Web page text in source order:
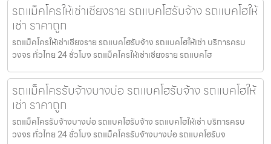
รถแม็คโครให้เช่าเชียงราย รถแบคโฮรับจ้าง รถแบคโฮให้
เช่า ราคาถูก
รถแม็คโครให้เช่าเชียงราย รถแบคโฮรับจ้าง รถแบคโฮให้เช่า บริการครบ
วงจร ทั่วไทย 24 ชั่วโมง รถแม็คโครให้เช่าเชียงราย รถแบคโฮ
รถแม็คโครรับจ้างบางบ่อ รถแบคโฮรับจ้าง รถแบคโฮให้
เช่า ราคาถูก
รถแม็คโครรับจ้างบางบ่อ รถแบคโฮรับจ้าง รถแบคโฮให้เช่า บริการครบ
วงจร ทั่วไทย 24 ชั่วโมง รถแม็คโครรับจ้างบางบ่อ รถแบคโฮรับจ